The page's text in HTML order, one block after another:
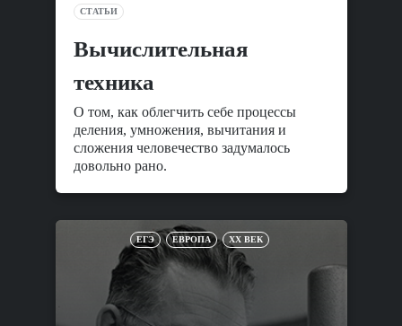
СТАТЬИ
Вычислительная
техника
О том, как облегчить себе процессы
деления, умножения, вычитания и
сложения человечество задумалось
довольно рано.
ЕГЭ ЕВРОПА XX ВЕК